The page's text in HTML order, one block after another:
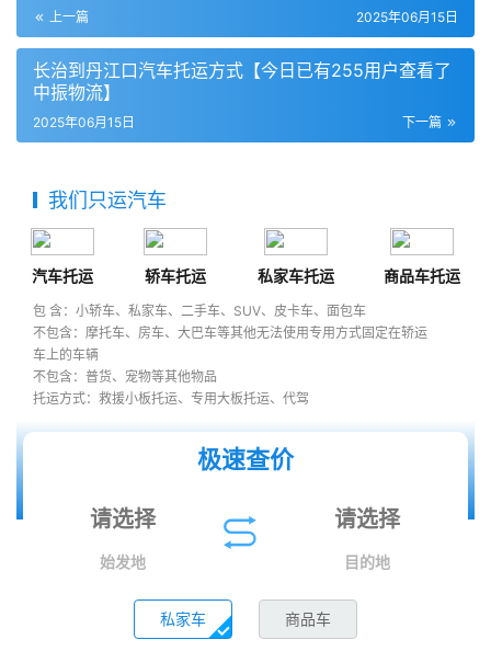
上一篇 2025年06月15日
长治到丹江口汽车托运方式【今日已有255用户查看了
中振物流】
下一篇
2025年06月15日
我们只运汽车
汽车托运 轿车托运 私家车托运 商品车托运
包 含：小轿车、私家车、二手车、SUV、皮卡车、面包车
不包含：摩托车、房车、大巴车等其他无法使用专用方式固定在轿运
车上的车辆
不包含：普货、宠物等其他物品
托运方式：救援小板托运、专用大板托运、代驾
极速查价
始发地 目的地
私家车 商品车